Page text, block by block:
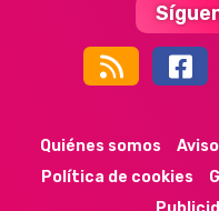
Quiénes somos
Política de cookies